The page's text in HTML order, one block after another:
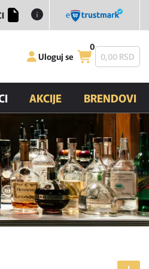
Uloguj se
0
0,00 RSD
AKCIJE BRENDOVI